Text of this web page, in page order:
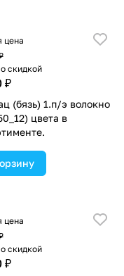
цена
скидкой
₽
(бязь) 1.п/э волокно
цвета в
цена
скидкой
₽